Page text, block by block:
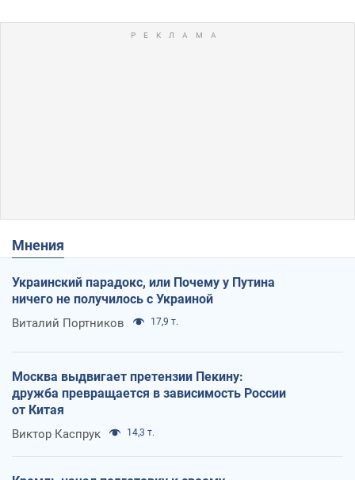
Мнения
Украинский парадокс, или Почему у Путина
ничего не получилось с Украиной
Виталий Портников 17,9 т.
Москва выдвигает претензии Пекину:
дружба превращается в зависимость России
от Китая
Виктор Каспрук 14,3 т.